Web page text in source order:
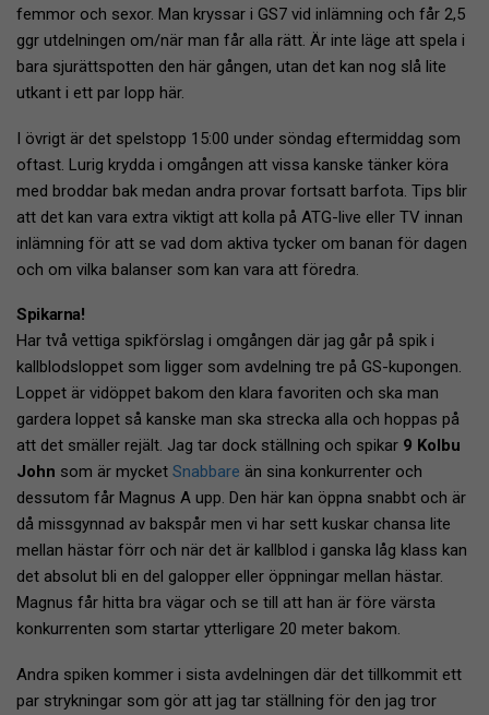
femmor och sexor. Man kryssar i GS7 vid inlämning och får 2,5
ggr utdelningen om/när man får alla rätt. Är inte läge att spela i
bara sjurättspotten den här gången, utan det kan nog slå lite
utkant i ett par lopp här.
I övrigt är det spelstopp 15:00 under söndag eftermiddag som
oftast. Lurig krydda i omgången att vissa kanske tänker köra
med broddar bak medan andra provar fortsatt barfota. Tips blir
att det kan vara extra viktigt att kolla på ATG-live eller TV innan
inlämning för att se vad dom aktiva tycker om banan för dagen
och om vilka balanser som kan vara att föredra.
Spikarna!
Har två vettiga spikförslag i omgången där jag går på spik i
kallblodsloppet som ligger som avdelning tre på GS-kupongen.
Loppet är vidöppet bakom den klara favoriten och ska man
gardera loppet så kanske man ska strecka alla och hoppas på
att det smäller rejält. Jag tar dock ställning och spikar 9 Kolbu
John som är mycket Snabbare än sina konkurrenter och
dessutom får Magnus A upp. Den här kan öppna snabbt och är
då missgynnad av bakspår men vi har sett kuskar chansa lite
mellan hästar förr och när det är kallblod i ganska låg klass kan
det absolut bli en del galopper eller öppningar mellan hästar.
Magnus får hitta bra vägar och se till att han är före värsta
konkurrenten som startar ytterligare 20 meter bakom.
Andra spiken kommer i sista avdelningen där det tillkommit ett
par strykningar som gör att jag tar ställning för den jag tror